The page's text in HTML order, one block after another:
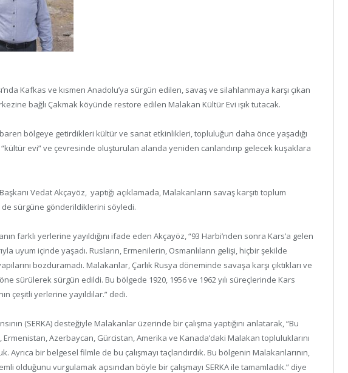
Kafkas ve kısmen Anadolu’ya sürgün edilen, savaş ve silahlanmaya karşı çıkan
bağlı Çakmak köyünde restore edilen Malakan Kültür Evi ışık tutacak.
bölgeye getirdikleri kültür ve sanat etkinlikleri, topluluğun daha önce yaşadığı
evi” ve çevresinde oluşturulan alanda yeniden canlandırıp gelecek kuşaklara
Vedat Akçayöz, yaptığı açıklamada, Malakanların savaş karşıtı toplum
de sürgüne gönderildiklerini söyledi.
farklı yerlerine yayıldığını ifade eden Akçayöz, “93 Harbi’nden sonra Kars’a gelen
uyum içinde yaşadı. Rusların, Ermenilerin, Osmanlıların gelişi, hiçbir şekilde
bozduramadı. Malakanlar, Çarlık Rusya döneminde savaşa karşı çıktıkları ve
sürülerek sürgün edildi. Bu bölgede 1920, 1956 ve 1962 yılı süreçlerinde Kars
çeşitli yerlerine yayıldılar.” dedi.
(SERKA) desteğiyle Malakanlar üzerinde bir çalışma yaptığını anlatarak, “Bu
Azerbaycan, Gürcistan, Amerika ve Kanada’daki Malakan topluluklarını
Ayrıca bir belgesel filmle de bu çalışmayı taçlandırdık. Bu bölgenin Malakanlarının,
olduğunu vurgulamak açısından böyle bir çalışmayı SERKA ile tamamladık.” diye